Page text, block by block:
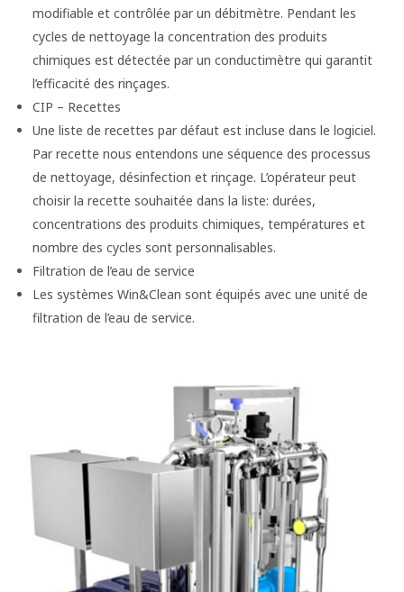
modifiable et contrôlée par un débitmètre. Pendant les
cycles de nettoyage la concentration des produits
chimiques est détectée par un conductimètre qui garantit
l’efficacité des rinçages.
CIP – Recettes
Une liste de recettes par défaut est incluse dans le logiciel.
Par recette nous entendons une séquence des processus
de nettoyage, désinfection et rinçage. L’opérateur peut
choisir la recette souhaitée dans la liste: durées,
concentrations des produits chimiques, températures et
nombre des cycles sont personnalisables.
Filtration de l’eau de service
Les systèmes Win&Clean sont équipés avec une unité de
filtration de l’eau de service.